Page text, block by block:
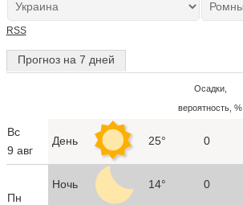
RSS
Прогноз на 7 дней
Осадки,
вероятность, %
Вс
9 авг
День 25° 0
Пн
Ночь 14° 0